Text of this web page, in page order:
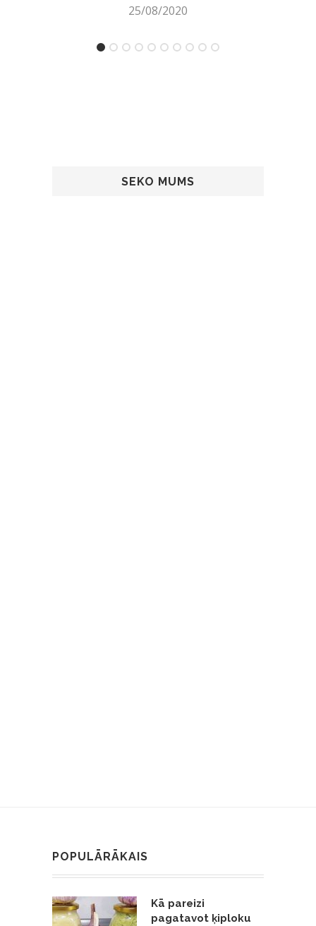
25/08/2020
SEKO MUMS
POPULĀRĀKAIS
Kā pareizi
pagatavot ķiploku